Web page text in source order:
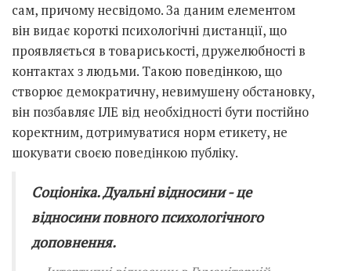
сам, причому несвідомо. За даним елементом
він видає короткі психологічні дистанції, що
проявляється в товариськості, дружелюбності в
контактах з людьми. Такою поведінкою, що
створює демократичну, невимушену обстановку,
він позбавляє ІЛЕ від необхідності бути постійно
коректним, дотримуватися норм етикету, не
шокувати своєю поведінкою публіку.
Соціоніка. Дуальні відносини - це
відносини повного психологічного
доповнення.